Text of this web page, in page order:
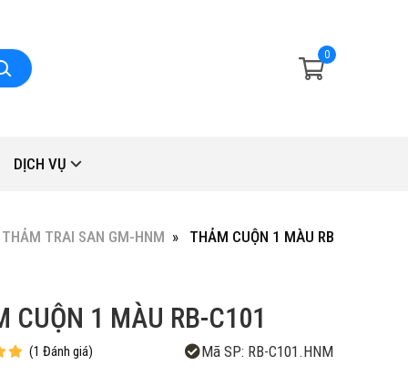
0
DỊCH VỤ
THẢM TRAI SAN GM-HNM THẢM CUỘN 1 MÀU RB-C101
CUỘN 1 MÀU RB-C101
(1 Đánh giá) Mã SP: RB-C101.HNM